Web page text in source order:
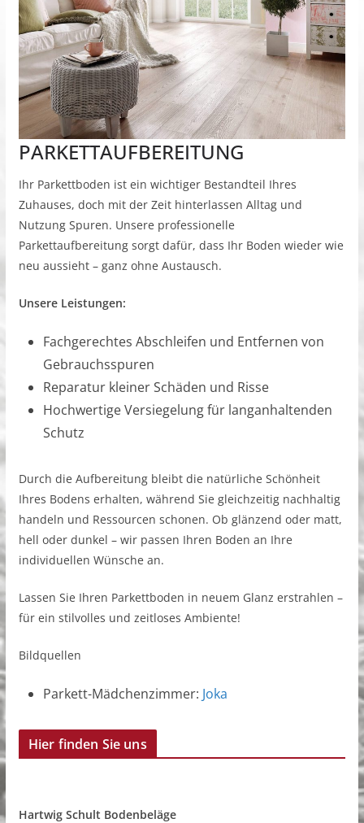
PARKETTAUFBEREITUNG
Ihr Parkettboden ist ein wichtiger Bestandteil Ihres
Zuhauses, doch mit der Zeit hinterlassen Alltag und
Nutzung Spuren. Unsere professionelle
Parkettaufbereitung sorgt dafür, dass Ihr Boden wieder wie
neu aussieht – ganz ohne Austausch.
Unsere Leistungen:
Fachgerechtes Abschleifen und Entfernen von
Gebrauchsspuren
Reparatur kleiner Schäden und Risse
Hochwertige Versiegelung für langanhaltenden
Schutz
Durch die Aufbereitung bleibt die natürliche Schönheit
Ihres Bodens erhalten, während Sie gleichzeitig nachhaltig
handeln und Ressourcen schonen. Ob glänzend oder matt,
hell oder dunkel – wir passen Ihren Boden an Ihre
individuellen Wünsche an.
Lassen Sie Ihren Parkettboden in neuem Glanz erstrahlen –
für ein stilvolles und zeitloses Ambiente!
Bildquellen
Parkett-Mädchenzimmer: Joka
Hier finden Sie uns
Hartwig Schult Bodenbeläge